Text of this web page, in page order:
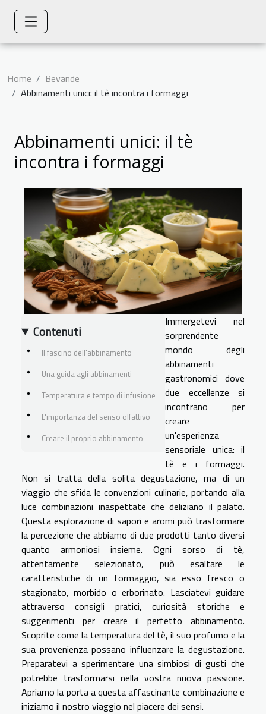
Home
Bevande
Abbinamenti unici: il tè incontra i formaggi
Abbinamenti unici: il tè
incontra i formaggi
Contenuti
Il fascino dell'abbinamento
Una guida agli abbinamenti
Temperatura e tempo di infusione
L'importanza del senso olfattivo
Creare il proprio abbinamento
Immergetevi nel
sorprendente
mondo degli
abbinamenti
gastronomici dove
due eccellenze si
incontrano per
creare
un'esperienza
sensoriale unica: il
tè e i formaggi.
Non si tratta della solita degustazione, ma di un
viaggio che sfida le convenzioni culinarie, portando alla
luce combinazioni inaspettate che deliziano il palato.
Questa esplorazione di sapori e aromi può trasformare
la percezione che abbiamo di due prodotti tanto diversi
quanto armoniosi insieme. Ogni sorso di tè,
attentamente selezionato, può esaltare le
caratteristiche di un formaggio, sia esso fresco o
stagionato, morbido o erborinato. Lasciatevi guidare
attraverso consigli pratici, curiosità storiche e
suggerimenti per creare il perfetto abbinamento.
Scoprite come la temperatura del tè, il suo profumo e la
sua provenienza possano influenzare la degustazione.
Preparatevi a sperimentare una simbiosi di gusti che
potrebbe trasformarsi nella vostra nuova passione.
Apriamo la porta a questa affascinante combinazione e
iniziamo il nostro viaggio nel piacere dei sensi.